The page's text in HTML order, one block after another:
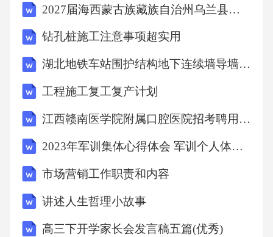
2027届海西蒙古族藏族自治州乌兰县数学六年级第一学期期末预测试题含解析
钻孔桩施工注意事项超实用
湖北地铁车站围护结构地下连续墙导墙施工技术交底
工程施工复工复产计划
江西赣南医学院附属口腔医院招考聘用工作人员模拟预测试卷【共500题含答案解析】
2023年军训集体心得体会 军训个人体会总结(精选4篇)
市场营销工作职责和内容
讲述人生哲理小故事
高三下开学家长会发言稿五篇(优秀)